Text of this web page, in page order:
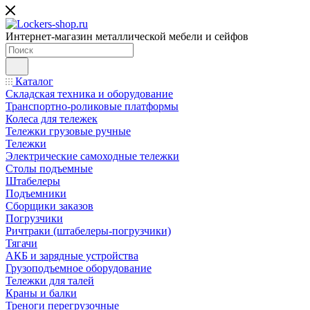
Интернет-магазин металлической мебели и сейфов
Каталог
Складская техника и оборудование
Транспортно-роликовые платформы
Колеса для тележек
Тележки грузовые ручные
Тележки
Электрические самоходные тележки
Столы подъемные
Штабелеры
Подъемники
Сборщики заказов
Погрузчики
Ричтраки (штабелеры-погрузчики)
Тягачи
АКБ и зарядные устройства
Грузоподъемное оборудование
Тележки для талей
Краны и балки
Треноги перегрузочные